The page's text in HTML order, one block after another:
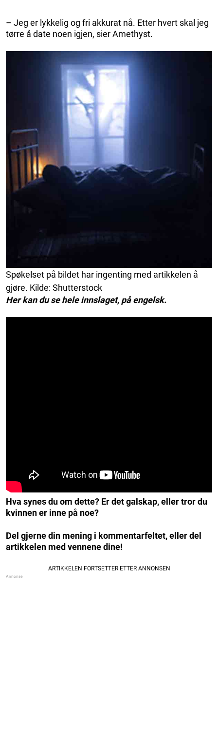
– Jeg er lykkelig og fri akkurat nå. Etter hvert skal jeg
tørre å date noen igjen, sier Amethyst.
Spøkelset på bildet har ingenting med artikkelen å
gjøre. Kilde: Shutterstock
Her kan du se hele innslaget, på engelsk.
Hva synes du om dette? Er det galskap, eller tror du
kvinnen er inne på noe?
Del gjerne din mening i kommentarfeltet, eller del
artikkelen med vennene dine!